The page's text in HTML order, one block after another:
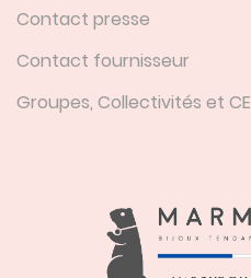
Contact presse
Contact fournisseur
Groupes, Collectivités et CE